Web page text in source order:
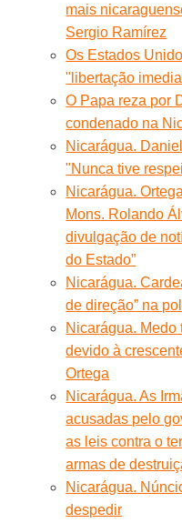
mais
Sergio Ramírez
Os Estados
"libertação
O Papa reza por
condenado na
Nicarágua.
"Nunca tive
Nicarágua.
Mons. Rolando
divulgação de
do Estado”
Nicarágua.
de direção” na
Nicarágua. Medo
devido à
Ortega
Nicarágua. As
acusadas pelo
as leis contra o
armas de
Nicarágua.
despedir